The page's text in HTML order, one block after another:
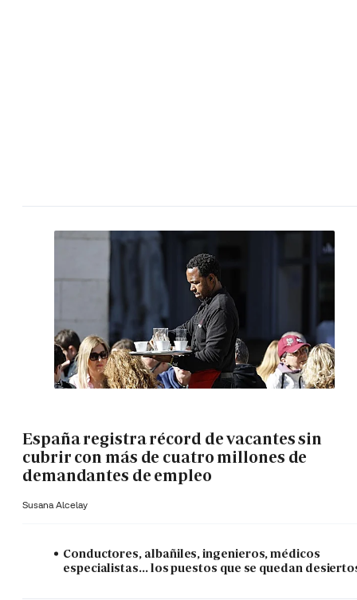
España registra récord de vacantes sin
cubrir con más de cuatro millones de
demandantes de empleo
Susana Alcelay
Conductores, albañiles, ingenieros, médicos
especialistas... los puestos que se quedan